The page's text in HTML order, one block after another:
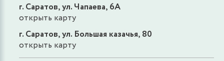
г. Саратов, ул. Чапаева, 6А
открыть карту
г. Саратов, ул. Большая казачья, 80
открыть карту